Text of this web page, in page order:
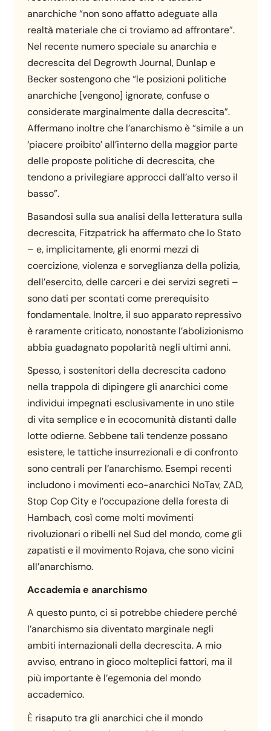
anarchiche “non sono affatto adeguate alla
realtà materiale che ci troviamo ad affrontare”.
Nel recente numero speciale su anarchia e
decrescita del Degrowth Journal, Dunlap e
Becker sostengono che “le posizioni politiche
anarchiche [vengono] ignorate, confuse o
considerate marginalmente dalla decrescita”.
Affermano inoltre che l’anarchismo è “simile a un
‘piacere proibito’ all’interno della maggior parte
delle proposte politiche di decrescita, che
tendono a privilegiare approcci dall’alto verso il
basso”.
Basandosi sulla sua analisi della letteratura sulla
decrescita, Fitzpatrick ha affermato che lo Stato
– e, implicitamente, gli enormi mezzi di
coercizione, violenza e sorveglianza della polizia,
dell’esercito, delle carceri e dei servizi segreti –
sono dati per scontati come prerequisito
fondamentale. Inoltre, il suo apparato repressivo
è raramente criticato, nonostante l’abolizionismo
abbia guadagnato popolarità negli ultimi anni.
Spesso, i sostenitori della decrescita cadono
nella trappola di dipingere gli anarchici come
individui impegnati esclusivamente in uno stile
di vita semplice e in ecocomunità distanti dalle
lotte odierne. Sebbene tali tendenze possano
esistere, le tattiche insurrezionali e di confronto
sono centrali per l’anarchismo. Esempi recenti
includono i movimenti eco-anarchici NoTav, ZAD,
Stop Cop City e l’occupazione della foresta di
Hambach, così come molti movimenti
rivoluzionari o ribelli nel Sud del mondo, come gli
zapatisti e il movimento Rojava, che sono vicini
all’anarchismo.
Accademia e anarchismo
A questo punto, ci si potrebbe chiedere perché
l’anarchismo sia diventato marginale negli
ambiti internazionali della decrescita. A mio
avviso, entrano in gioco molteplici fattori, ma il
più importante è l’egemonia del mondo
accademico.
È risaputo tra gli anarchici che il mondo